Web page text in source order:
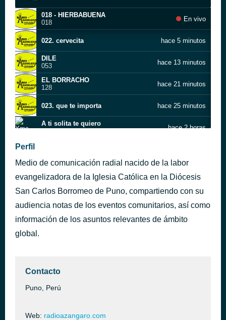
018 - HIERBABUENA
018
En vivo
022. cervecita hace 5 minutos
DILE
053
hace 13 minutos
EL BORRACHO
128
hace 21 minutos
023. que te importa hace 25 minutos
A ti solita te quiero
hace 2 horas
COLEGIALITA DEL COMERCIO
026.
NOCHE DE LUNA
015
hace 5 horas
SEÑORA SUEGRA
056
Perfil
Medio de comunicación radial nacido de la labor
evangelizadora de la Iglesia Católica en la Diócesis
San Carlos Borromeo de Puno, compartiendo con su
audiencia notas de los eventos comunitarios, así como
información de los asuntos relevantes de ámbito
global.
Contacto
Puno, Perú
Web: radioazangaro.com